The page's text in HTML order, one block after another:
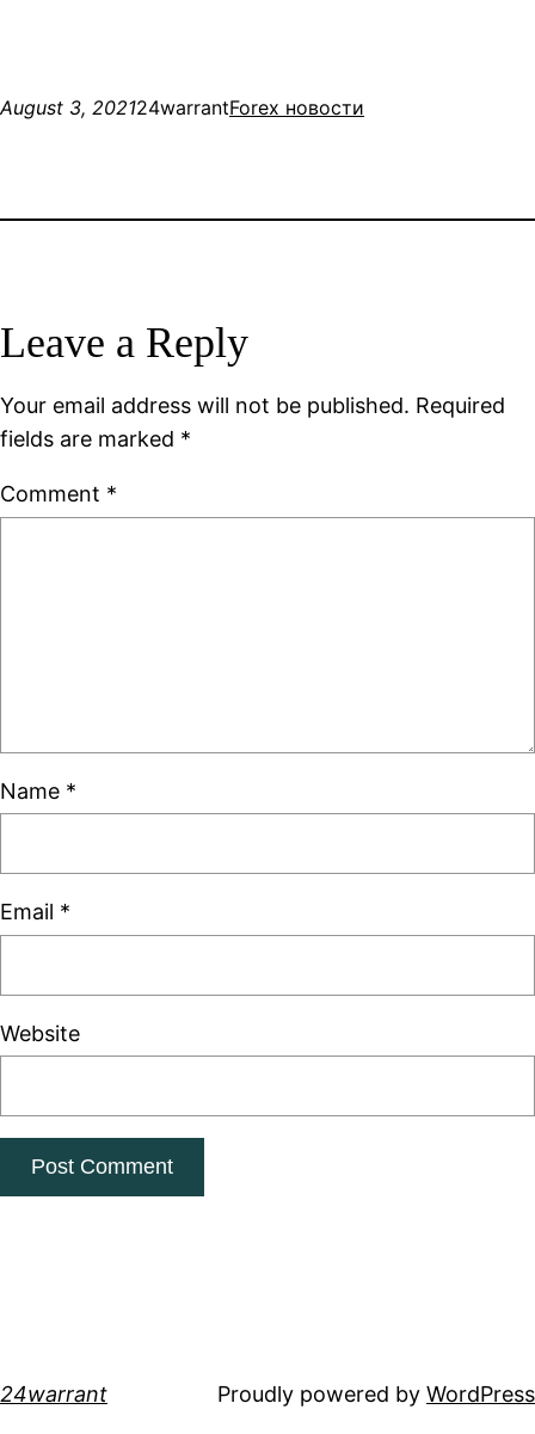
August 3, 202124warrantForex новости
Leave a Reply
Your email address will not be published. Required
fields are marked *
Comment *
Name *
Email *
Website
24warrant Proudly powered by WordPress